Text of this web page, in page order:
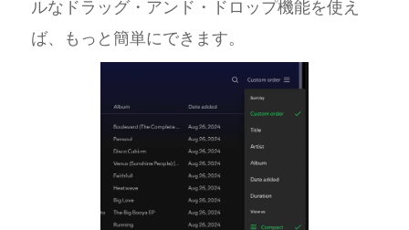
ルなドラッグ・アンド・ドロップ機能を使え
ば、もっと簡単にできます。